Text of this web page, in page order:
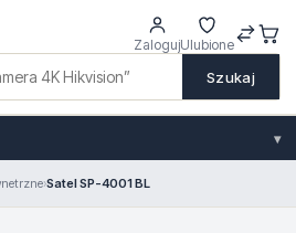
Szukaj
ZalogujUlubione
▾
›Satel SP-4001 BL